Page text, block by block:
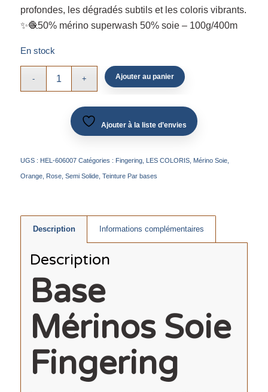
profondes, les dégradés subtils et les coloris vibrants.
✨🧶50% mérino superwash 50% soie – 100g/400m
En stock
Ajouter au panier
Ajouter à la liste d’envies
UGS : HEL-606007 Catégories : Fingering, LES COLORIS, Mérino Soie,
Orange, Rose, Semi Solide, Teinture Par bases
Description Informations complémentaires
Description
Base
Mérinos Soie
Fingering